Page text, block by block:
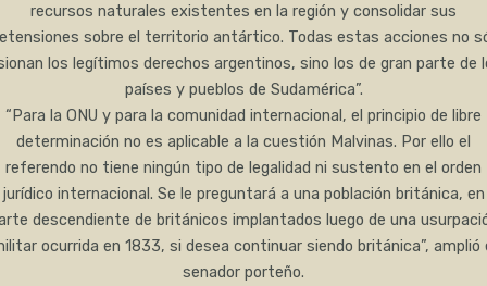
recursos naturales existentes en la región y consolidar sus
sobre el territorio antártico. Todas estas acciones no
los legítimos derechos argentinos, sino los de gran parte de
países y pueblos de Sudamérica”.
“Para la ONU y para la comunidad internacional, el principio de libre
determinación no es aplicable a la cuestión Malvinas. Por ello el
referendo no tiene ningún tipo de legalidad ni sustento en el orden
jurídico internacional. Se le preguntará a una población británica, en
descendiente de británicos implantados luego de una
ocurrida en 1833, si desea continuar siendo británica”, amplió
senador porteño.